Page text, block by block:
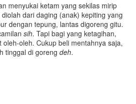
menyukai ketam yang sekilas mirip
dari daging (anak) kepiting yang
dengan tepung, lantas digoreng gitu.
sih. Tapi bagi yang ketagihan,
oleh. Cukup beli mentahnya saja,
tinggal di goreng deh.